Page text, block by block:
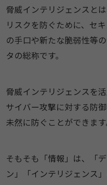
脅威インテリジェンスと
リスクを防ぐために、セ
の手口や新たな脆弱性等
タの総称です。
脅威インテリジェンスを
サイバー攻撃に対する防
未然に防ぐことができます
そもそも「情報」は、「
ン」「インテリジェンス